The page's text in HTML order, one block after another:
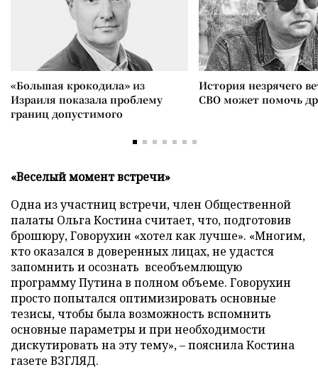
«Большая крокодила» из
Израиля показала проблему
границ допустимого
История незрячего
СВО может помочь
«Веселый момент встречи»
Одна из участниц встречи, член Общественной
палаты Ольга Костина считает, что, подготовив
брошюру, Говорухин «хотел как лучше». «Многим,
кто оказался в доверенных лицах, не удастся
запомнить и осознать всеобъемлющую
программу Путина в полном объеме. Говорухин
просто попытался оптимизировать основные
тезисы, чтобы была возможность вспомнить
основные параметры и при необходимости
дискутировать на эту тему», – пояснила Костина
газете ВЗГЛЯД.